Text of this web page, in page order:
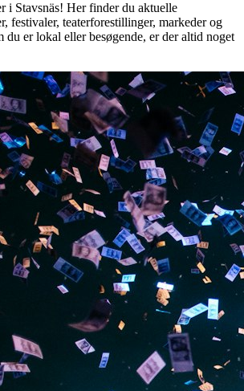
i Stavsnäs! Her finder du aktuelle
festivaler, teaterforestillinger, markeder og
du er lokal eller besøgende, er der altid noget